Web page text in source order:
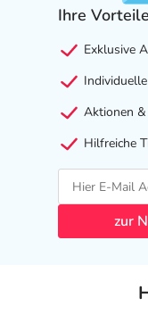
Ihre
Exklusive
Aktionen
Hilfreiche
zur